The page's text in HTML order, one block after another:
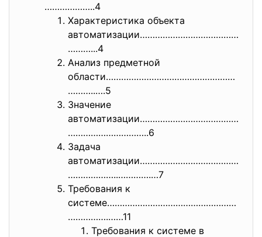
………………..4
Характеристика объекта
автоматизации…………………………………
………...4
Анализ предметной
области……………………………………………
………..….5
Значение
автоматизации…………………………………
…………………………..6
Задача
автоматизации…………………………………
………………..………….…7
Требования к
системе……………………………………………
…………….……11
Требования к системе в